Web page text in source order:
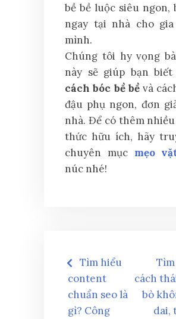
bề bề luộc siêu ngon,
ngay tại nhà cho
mình.
Chúng tôi hy vọng
này sẽ giúp bạn biết
cách bóc bề bềvà
đậu phụ ngon, đơn
nhà. Để có thêm nhiều
thức hữu ích, hãy
chuyên mục mẹo
núc nhé!
Điều
hướng
bài
Tìm hiểu
content
chuẩn seo là
gì? Công
cách
bò
dai,